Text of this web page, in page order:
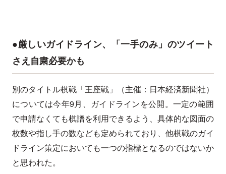
●厳しいガイドライン、「一手のみ」のツイート
さえ自粛必要かも
別のタイトル棋戦「王座戦」（主催：日本経済新聞社）
については今年9月、ガイドラインを公開。一定の範囲
で申請なくても棋譜を利用できるよう、具体的な図面の
枚数や指し手の数なども定められており、他棋戦のガイ
ドライン策定においても一つの指標となるのではないか
と思われた。